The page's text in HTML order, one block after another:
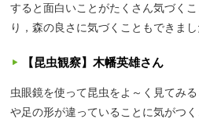
すると面白いことがたくさん気づく
り，森の良さに気づくこともできまし
【昆虫観察】木幡英雄さん
虫眼鏡を使って昆虫をよ～く見てみ
や足の形が違っていることに気がつ